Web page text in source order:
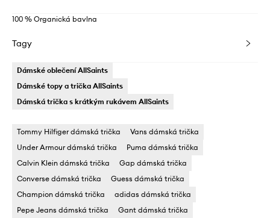
100 % Organická bavlna
Tagy
Dámské oblečení AllSaints
Dámské topy a trička AllSaints
Dámská trička s krátkým rukávem AllSaints
Tommy Hilfiger dámská trička
Vans dámská trička
Under Armour dámská trička
Puma dámská trička
Calvin Klein dámská trička
Gap dámská trička
Converse dámská trička
Guess dámská trička
Champion dámská trička
adidas dámská trička
Pepe Jeans dámská trička
Gant dámská trička